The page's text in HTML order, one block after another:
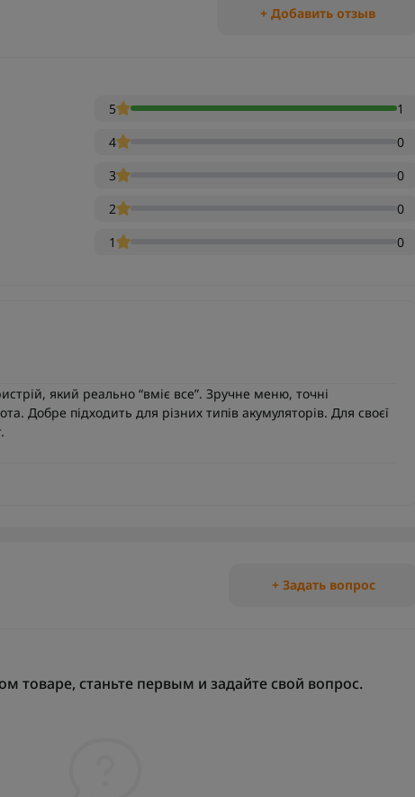
+ Добавить отзыв
5
1
4
0
3
0
2
0
1
0
який реально “вміє все”. Зручне меню, точні
Добре підходить для різних типів акумуляторів. Для своєї
+ Задать вопрос
товаре, станьте первым и задайте свой вопрос.